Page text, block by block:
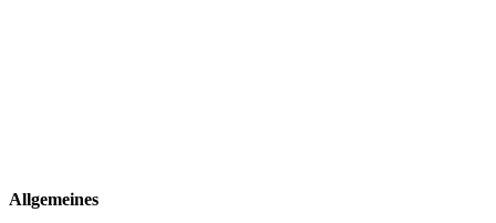
Allgemeines